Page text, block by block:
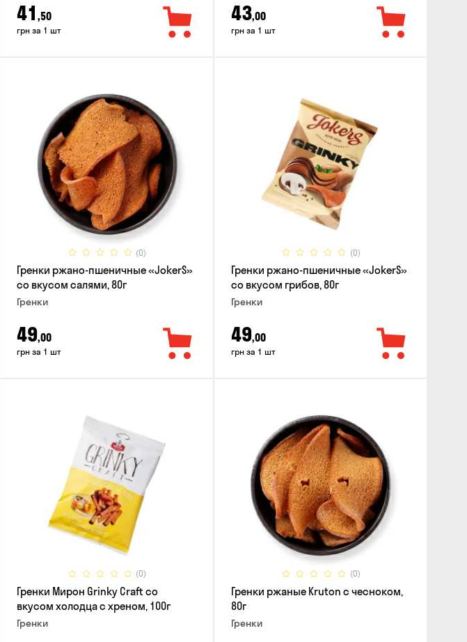
41 ,50
грн за 1 шт
43,00
грн за 1 шт
(0)
Гренки ржано-пшеничные «JokerS»
со вкусом салями, 80г
Гренки
49,00
грн за 1 шт
(0)
Гренки ржано-пшеничные «JokerS»
со вкусом грибов, 80г
Гренки
49,00
грн за 1 шт
(0)
Гренки Мирон Grinky Craft со
вкусом холодца с хреном, 100г
Гренки
(0)
Гренки ржаные Kruton с чесноком,
80г
Гренки